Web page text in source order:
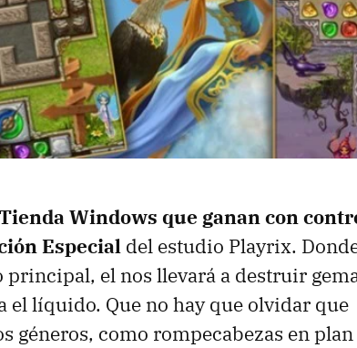
Windows que ganan con
Especial del estudio Playrix.
el nos llevará a destruir
el líquido. Que no hay que olvidar que
géneros, como rompecabezas en plan